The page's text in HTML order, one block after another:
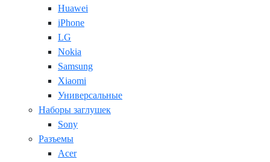
Huawei
iPhone
LG
Nokia
Samsung
Xiaomi
Универсальные
Наборы заглушек
Sony
Разъемы
Acer